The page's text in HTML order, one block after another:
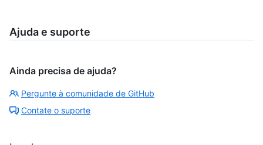
Ajuda e suporte
Ainda precisa de ajuda?
Pergunte à comunidade de GitHub
Contate o suporte